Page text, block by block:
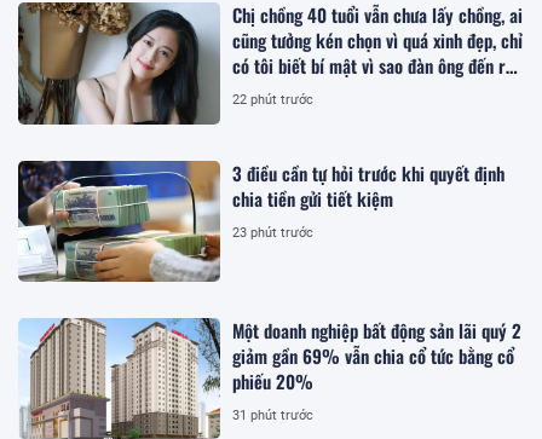
Chị chồng 40 tuổi vẫn chưa lấy chồng, ai
cũng tưởng kén chọn vì quá xinh đẹp, chỉ
có tôi biết bí mật vì sao đàn ông đến rồi
đi
22 phút trước
3 điều cần tự hỏi trước khi quyết định
chia tiền gửi tiết kiệm
23 phút trước
Một doanh nghiệp bất động sản lãi quý 2
giảm gần 69% vẫn chia cổ tức bằng cổ
phiếu 20%
31 phút trước